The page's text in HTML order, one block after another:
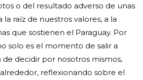
o del resultado adverso de unas
la raíz de nuestros valores, a la
que sostienen el Paraguay. Por
solo es el momento de salir a
decidir por nosotros mismos,
reflexionando sobre el